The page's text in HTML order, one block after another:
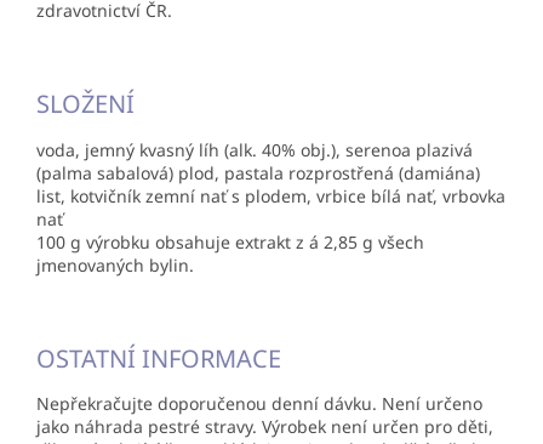
zdravotnictví ČR.
SLOŽENÍ
voda, jemný kvasný líh (alk. 40% obj.), serenoa plazivá
(palma sabalová) plod, pastala rozprostřená (damiána)
list, kotvičník zemní nať s plodem, vrbice bílá nať, vrbovka
nať
100 g výrobku obsahuje extrakt z á 2,85 g všech
jmenovaných bylin.
OSTATNÍ INFORMACE
Nepřekračujte doporučenou denní dávku. Není určeno
jako náhrada pestré stravy. Výrobek není určen pro děti,